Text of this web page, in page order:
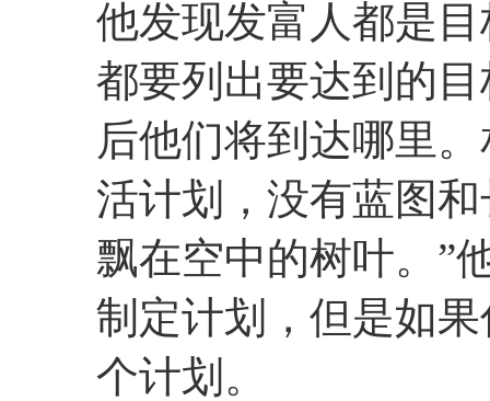
他发现发富人都是
都要列出要达到的
后他们将到达哪里
活计划，没有蓝图
飘在空中的树叶。”
制定计划，但是如
个计划。